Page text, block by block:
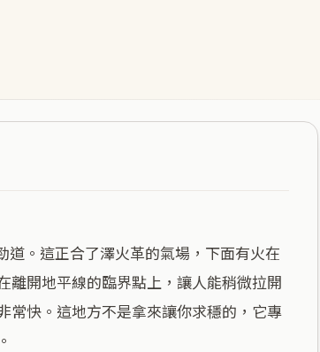
離開地平線的臨界點上，讓人能稍微拉開
常快。這地方不是拿來讓你求穩的，它專